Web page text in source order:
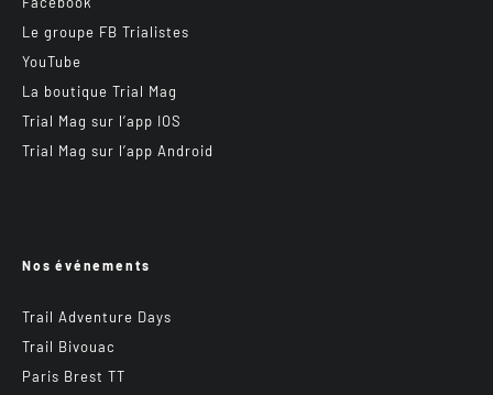
Le groupe FB Trialistes
YouTube
La boutique Trial Mag
Trial Mag sur l’app IOS
Trial Mag sur l’app Android
Nos événements
Trail Adventure Days
Trail Bivouac
Paris Brest TT